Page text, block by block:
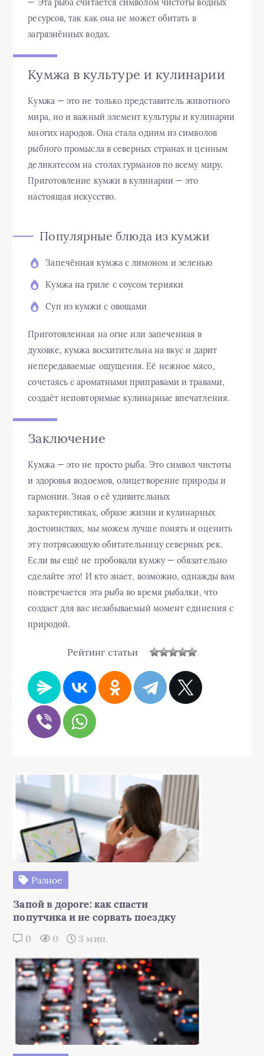
— Эта рыба считается символом чистоты водных
ресурсов, так как она не может обитать в
загрязнённых водах.
Кумжа в культуре и кулинарии
Кумжа — это не только представитель животного
мира, но и важный элемент культуры и кулинарии
многих народов. Она стала одним из символов
рыбного промысла в северных странах и ценным
деликатесом на столах гурманов по всему миру.
Приготовление кумжи в кулинарии — это
настоящая искусство.
Популярные блюда из кумжи
Запечённая кумжа с лимоном и зеленью
Кумжа на гриле с соусом терияки
Суп из кумжи с овощами
Приготовленная на огне или запеченная в
духовке, кумжа восхитительна на вкус и дарит
непередаваемые ощущения. Её нежное мясо,
сочетаясь с ароматными приправами и травами,
создаёт неповторимые кулинарные впечатления.
Заключение
Кумжа — это не просто рыба. Это символ чистоты
и здоровья водоемов, олицетворение природы и
гармонии. Зная о её удивительных
характеристиках, образе жизни и кулинарных
достоинствах, мы можем лучше понять и оценить
эту потрясающую обитательницу северных рек.
Если вы ещё не пробовали кумжу — обязательно
сделайте это! И кто знает, возможно, однажды вам
повстречается эта рыба во время рыбалки, что
создаст для вас незабываемый момент единения с
природой.
Рейтинг статьи
Разное
Запой в дороге: как спасти
попутчика и не сорвать поездку
0 0 3 мин.